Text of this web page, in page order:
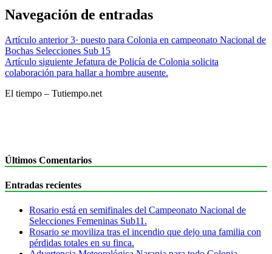
Navegación de entradas
Artículo anterior 3· puesto para Colonia en campeonato Nacional de
Bochas Selecciones Sub 15
Artículo siguiente Jefatura de Policía de Colonia solicita
colaboración para hallar a hombre ausente.
El tiempo – Tutiempo.net
Últimos Comentarios
Entradas recientes
Rosario está en semifinales del Campeonato Nacional de
Selecciones Femeninas Sub11.
Rosario se moviliza tras el incendio que dejo una familia con
pérdidas totales en su finca.